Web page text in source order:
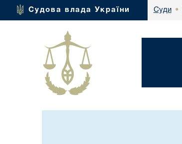
Судова влада України Суди •